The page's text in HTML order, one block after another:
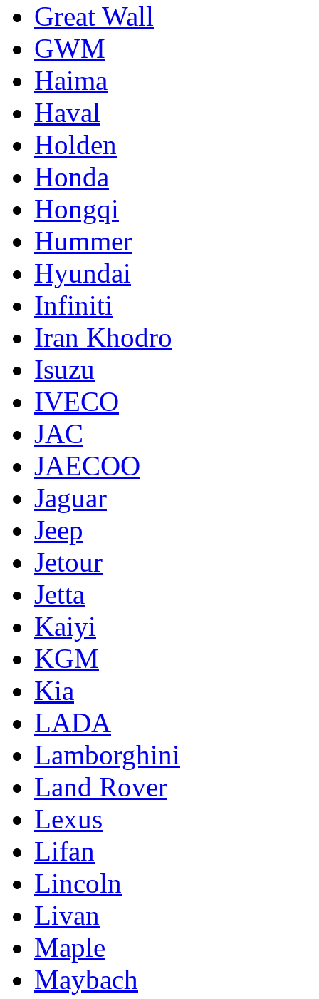
Great Wall
GWM
Haima
Haval
Holden
Honda
Hongqi
Hummer
Hyundai
Infiniti
Iran Khodro
Isuzu
IVECO
JAC
JAECOO
Jaguar
Jeep
Jetour
Jetta
Kaiyi
KGM
Kia
LADA
Lamborghini
Land Rover
Lexus
Lifan
Lincoln
Livan
Maple
Maybach